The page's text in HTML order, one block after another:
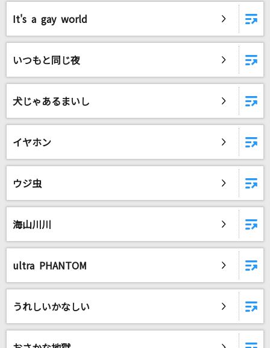
It's a gay world
いつもと同じ夜
犬じゃあるまいし
イヤホン
ウジ虫
海山川川
ultra PHANTOM
うれしいかなしい